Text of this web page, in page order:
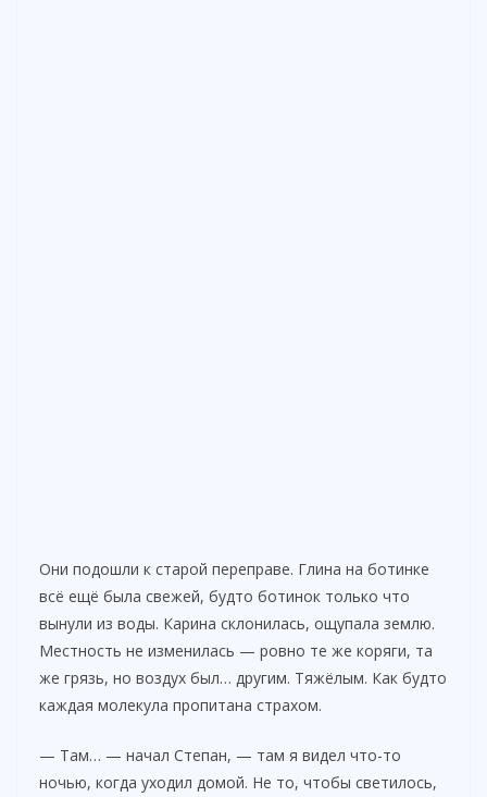
Они подошли к старой переправе. Глина на ботинке
всё ещё была свежей, будто ботинок только что
вынули из воды. Карина склонилась, ощупала землю.
Местность не изменилась — ровно те же коряги, та
же грязь, но воздух был… другим. Тяжёлым. Как будто
каждая молекула пропитана страхом.
— Там… — начал Степан, — там я видел что-то
ночью, когда уходил домой. Не то, чтобы светилось,